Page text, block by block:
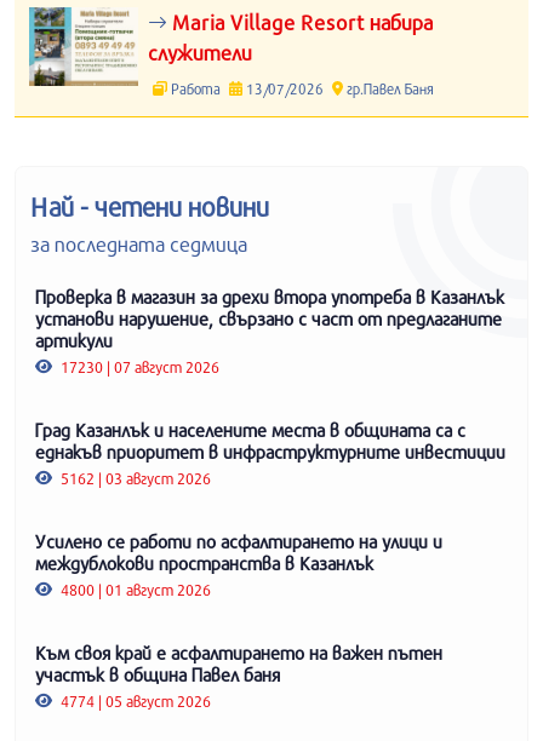
Maria Village Resort набира
служители
Работа 13/07/2026 гр.Павел Баня
Най - четени новини
за последната седмица
Проверка в магазин за дрехи втора употреба в Казанлък
установи нарушение, свързано с част от предлаганите
артикули
17230 | 07 август 2026
Град Казанлък и населените места в общината са с
еднакъв приоритет в инфраструктурните инвестиции
5162 | 03 август 2026
Усилено се работи по асфалтирането на улици и
междублокови пространства в Казанлък
4800 | 01 август 2026
Към своя край е асфалтирането на важен пътен
участък в община Павел баня
4774 | 05 август 2026